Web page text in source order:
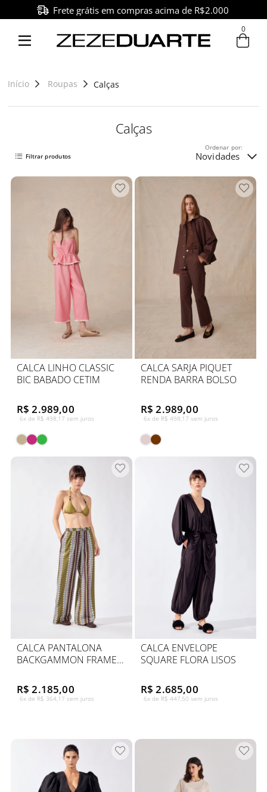
Entre com email ou cpf/cnpj
Pague em até 6x sem juros
0
Início Roupas Calças
Calças
Filtrar produtos Novidades
Ordenar por:
CALCA LINHO CLASSIC
BIC BABADO CETIM
R$ 2.989,00
6x de R$ 498,17 sem juros
CALCA SARJA PIQUET
RENDA BARRA BOLSO
R$ 2.989,00
6x de R$ 498,17 sem juros
CALCA PANTALONA
BACKGAMMON FRAME
R$ 2.185,00
6x de R$ 364,17 sem juros
CALCA ENVELOPE
SQUARE FLORA LISOS
R$ 2.685,00
6x de R$ 447,50 sem juros